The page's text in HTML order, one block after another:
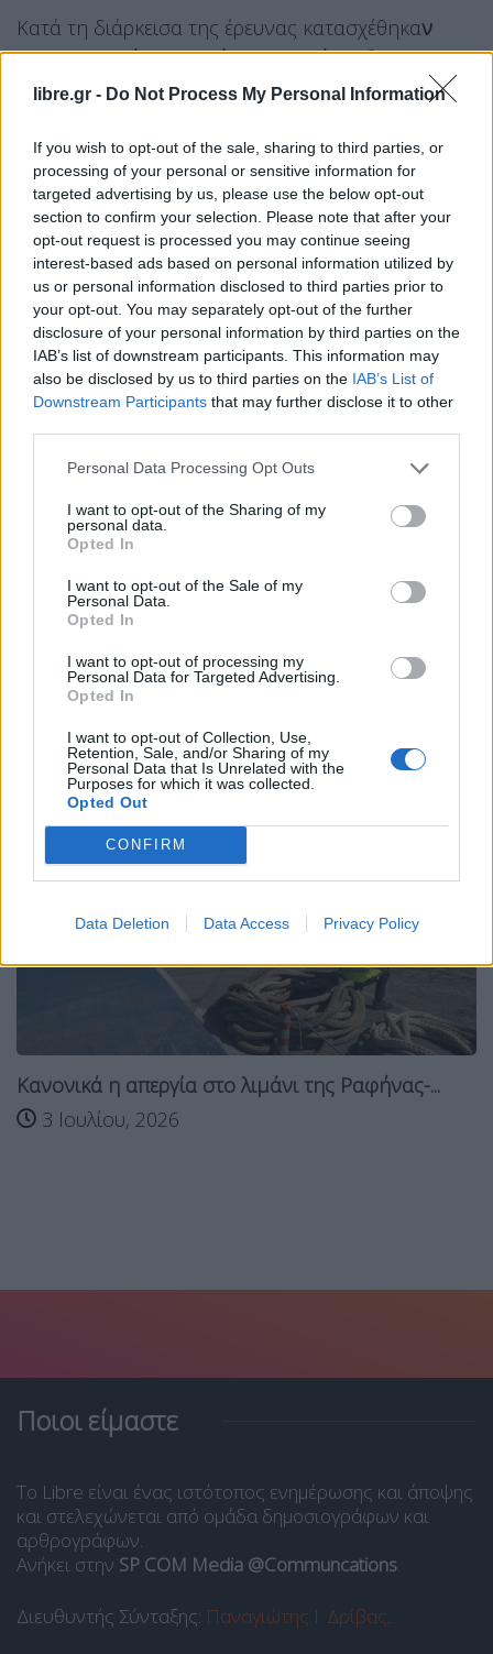
libre.gr - Do Not Process My Personal Information
If you wish to opt-out of the sale, sharing to third parties, or
processing of your personal or sensitive information for
targeted advertising by us, please use the below opt-out
section to confirm your selection. Please note that after your
opt-out request is processed you may continue seeing
interest-based ads based on personal information utilized by
us or personal information disclosed to third parties prior to
your opt-out. You may separately opt-out of the further
disclosure of your personal information by third parties on the
IAB’s list of downstream participants. This information may
also be disclosed by us to third parties on the IAB’s List of
Downstream Participants that may further disclose it to other
Personal Data Processing Opt Outs
I want to opt-out of the Sharing of my
personal data.
Opted In
I want to opt-out of the Sale of my
Personal Data.
Opted In
I want to opt-out of processing my
Personal Data for Targeted Advertising.
Opted In
I want to opt-out of Collection, Use,
Retention, Sale, and/or Sharing of my
Personal Data that Is Unrelated with the
Purposes for which it was collected.
Opted Out
CONFIRM
Data Deletion Data Access Privacy Policy
Κατά τη διάρκεισα της έρευνας κατασχέθηκαν
1.264 γραμμάρια ακατέργαστης κάνναβης, 98
γραμμάρια κατεργασμένης κάνναβης, μία
διαμετρήματος 7,65 χιλιοστών και 27 φυσίγγια
διαμετρήματος 9 χιλιοστών.
Σύμφωνα με τις εκτιμήσεις των Αρχών, η αξία των
κατασχεθέντων ναρκωτικών ουσιών ανέρχεται σε
περίπου 31.000 ευρώ.
Τηνπροανάκρισηδιενεργεί το Κεντρικό
Λιμεναρχείο Ραφήνας, ενώ αναζητείται στο
πλαίσιο της αυτόφωρης διαδικασίας ο ιδιοκτήτης
της οικίας για παραβάσεις της νομοθεσίας περί
ναρκωτικών και όπλων.
Facebook Share on X Bluesky
Σχετικά Άρθρα
Κανονικά η απεργία στο λιμάνι της Ραφήνας-...
3 Ιουλίου, 2026
Ποιοι είμαστε
Το Libre είναι ένας ιστότοπος ενημέρωσης και άποψης
και στελεχώνεται από ομάδα δημοσιογράφων και
αρθρογράφων.
Ανήκει στην SP COM Media @Communcations.
Διευθυντής Σύνταξης: Παναγιώτης Ι. Δρίβας.